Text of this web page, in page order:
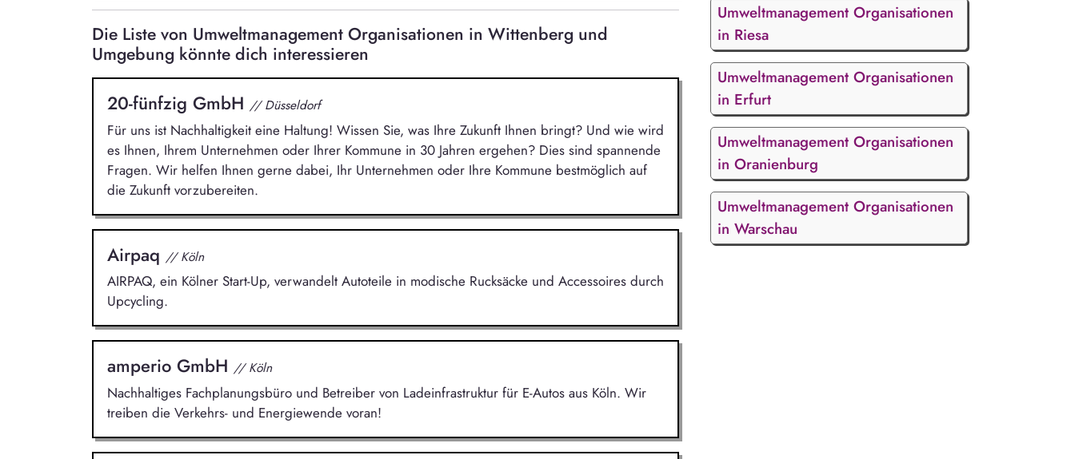
Die Liste von Umweltmanagement Organisationen in Wittenberg und
Umgebung könnte dich interessieren
20-fünfzig GmbH // Düsseldorf
Für uns ist Nachhaltigkeit eine Haltung! Wissen Sie, was Ihre Zukunft Ihnen bringt? Und wie wird
es Ihnen, Ihrem Unternehmen oder Ihrer Kommune in 30 Jahren ergehen? Dies sind spannende
Fragen. Wir helfen Ihnen gerne dabei, Ihr Unternehmen oder Ihre Kommune bestmöglich auf
die Zukunft vorzubereiten.
Airpaq // Köln
AIRPAQ, ein Kölner Start-Up, verwandelt Autoteile in modische Rucksäcke und Accessoires durch
Upcycling.
amperio GmbH // Köln
Nachhaltiges Fachplanungsbüro und Betreiber von Ladeinfrastruktur für E-Autos aus Köln. Wir
treiben die Verkehrs- und Energiewende voran!
Umweltmanagement Organisationen
in Riesa
Umweltmanagement Organisationen
in Erfurt
Umweltmanagement Organisationen
in Oranienburg
Umweltmanagement Organisationen
in Warschau